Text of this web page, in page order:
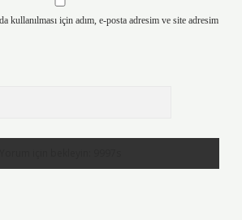
kullanılması için adım, e-posta adresim ve site adresim